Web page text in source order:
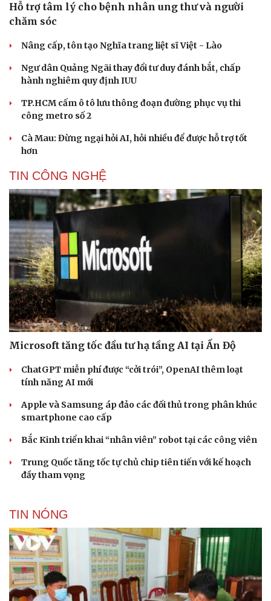
Hỗ trợ tâm lý cho bệnh nhân ung thư và người
chăm sóc
Nâng cấp, tôn tạo Nghĩa trang liệt sĩ Việt - Lào
Ngư dân Quảng Ngãi thay đổi tư duy đánh bắt, chấp
hành nghiêm quy định IUU
TP.HCM cấm ô tô lưu thông đoạn đường phục vụ thi
công metro số 2
Cà Mau: Đừng ngại hỏi AI, hỏi nhiều để được hỗ trợ tốt
hơn
TIN CÔNG NGHỆ
Microsoft tăng tốc đầu tư hạ tầng AI tại Ấn Độ
ChatGPT miễn phí được “cởi trói”, OpenAI thêm loạt
tính năng AI mới
Apple và Samsung áp đảo các đối thủ trong phân khúc
smartphone cao cấp
Bắc Kinh triển khai “nhân viên” robot tại các công viên
Trung Quốc tăng tốc tự chủ chip tiên tiến với kế hoạch
đầy tham vọng
TIN NÓNG